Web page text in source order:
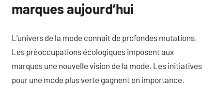
marques aujourd’hui
L’univers de la mode connaît de profondes mutations.
Les préoccupations écologiques imposent aux
marques une nouvelle vision de la mode. Les initiatives
pour une mode plus verte gagnent en importance.